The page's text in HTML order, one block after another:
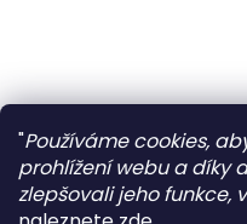
"Používáme cookies,
prohlížení webu a díky
zlepšovali jeho funkce,